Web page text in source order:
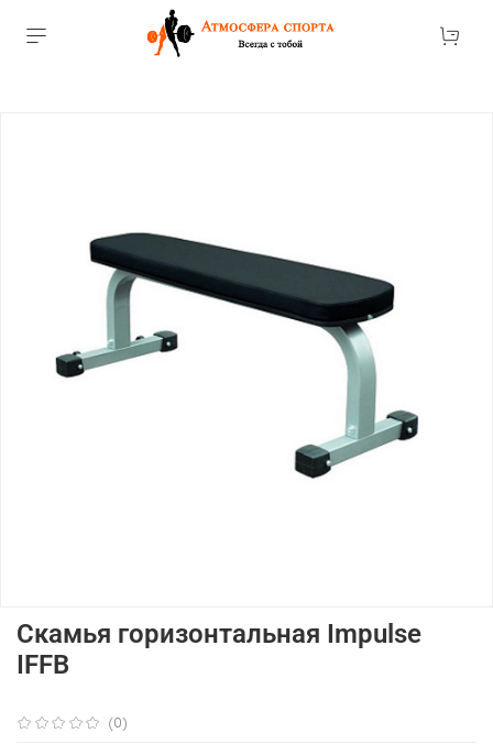
(0)
Скамья горизонтальная Impulse
IFFB